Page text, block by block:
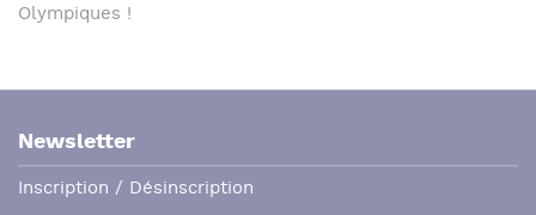
Olympiques !
Newsletter
Inscription / Désinscription